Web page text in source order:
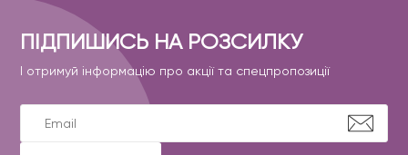
ПІДПИШИСЬ НА РОЗСИЛКУ
І отримуй інформацію про акції та спецпропозиції